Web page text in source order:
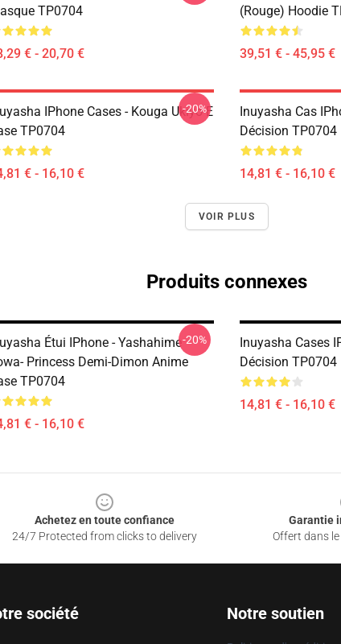
TP0704
€ - 20,70 €
(rouge) Hoodie
39,51 € - 45,95 €
IPhone Cases - Kouga Ukiyo-E
TP0704
€ - 16,10 €
-20%
Inuyasha Cas
Décision TP0704
14,81 € - 16,10 €
VOIR PLUS
Produits connexes
Étui IPhone - Yashahime
Princess Demi-Dimon Anime
TP0704
€ - 16,10 €
-20%
Inuyasha Cases
Décision TP0704
14,81 € - 16,10 €
Achetez en toute confiance
24/7 Protected from clicks to delivery
Garantie
Offert dans
société Notre soutien